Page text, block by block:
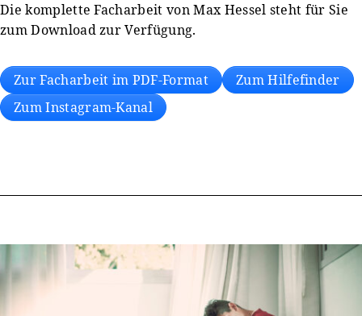
Die komplette Facharbeit von Max Hessel steht für Sie
zum Download zur Verfügung.
Zur Facharbeit im PDF-Format
Zum Hilfefinder
Zum Instagram-Kanal